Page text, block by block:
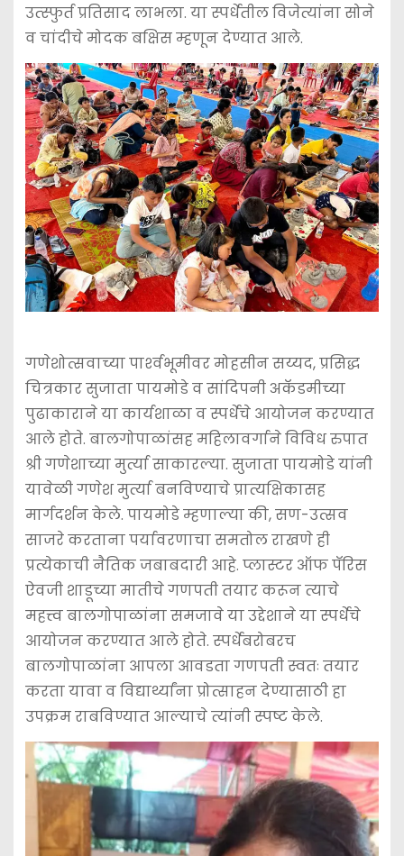
उत्स्फुर्त प्रतिसाद लाभला. या स्पर्धेतील विजेत्यांना सोने
व चांदीचे मोदक बक्षिस म्हणून देण्यात आले.
गणेशोत्सवाच्या पार्श्‍वभूमीवर मोहसीन सय्यद, प्रसिद्ध
चित्रकार सुजाता पायमोडे व सांदिपनी अकॅडमीच्या
पुढाकाराने या कार्यशाळा व स्पर्धेचे आयोजन करण्यात
आले होते. बालगोपाळांसह महिलावर्गाने विविध रुपात
श्री गणेशाच्या मुर्त्या साकारल्या. सुजाता पायमोडे यांनी
यावेळी गणेश मुर्त्या बनविण्याचे प्रात्यक्षिकासह
मार्गदर्शन केले. पायमोडे म्हणाल्या की, सण-उत्सव
साजरे करताना पर्यावरणाचा समतोल राखणे ही
प्रत्येकाची नैतिक जबाबदारी आहे. प्लास्टर ऑफ पॅरिस
ऐवजी शाडूच्या मातीचे गणपती तयार करून त्याचे
महत्त्व बालगोपाळांना समजावे या उद्देशाने या स्पर्धेचे
आयोजन करण्यात आले होते. स्पर्धेबरोबरच
बालगोपाळांना आपला आवडता गणपती स्वतः तयार
करता यावा व विद्यार्थ्यांना प्रोत्साहन देण्यासाठी हा
उपक्रम राबविण्यात आल्याचे त्यांनी स्पष्ट केले.